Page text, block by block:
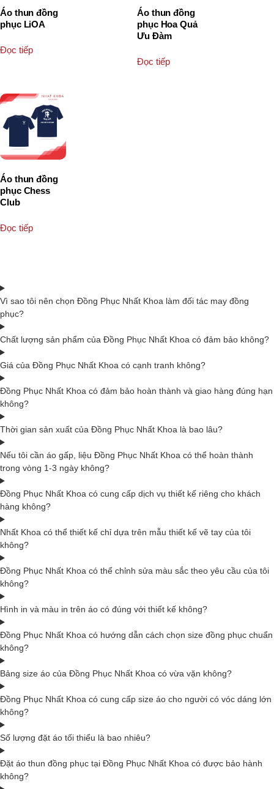
Áo thun đồng
phục LiOA
Đọc tiếp
Áo thun đồng
phục Hoa Quả
Ưu Đàm
Đọc tiếp
Áo thun đồng
phục Chess
Club
Đọc tiếp
Vì sao tôi nên chọn Đồng Phục Nhất Khoa làm đối tác may đồng
phục?
Chất lượng sản phẩm của Đồng Phục Nhất Khoa có đảm bảo không?
Giá của Đồng Phục Nhất Khoa có cạnh tranh không?
Đồng Phục Nhất Khoa có đảm bảo hoàn thành và giao hàng đúng hạn
không?
Thời gian sản xuất của Đồng Phục Nhất Khoa là bao lâu?
Nếu tôi cần áo gấp, liệu Đồng Phục Nhất Khoa có thể hoàn thành
trong vòng 1-3 ngày không?
Đồng Phục Nhất Khoa có cung cấp dịch vụ thiết kế riêng cho khách
hàng không?
Nhất Khoa có thể thiết kế chỉ dựa trên mẫu thiết kế vẽ tay của tôi
không?
Đồng Phục Nhất Khoa có thể chỉnh sửa màu sắc theo yêu cầu của tôi
không?
Hình in và màu in trên áo có đúng với thiết kế không?
Đồng Phục Nhất Khoa có hướng dẫn cách chọn size đồng phục chuẩn
không?
Bảng size áo của Đồng Phục Nhất Khoa có vừa vặn không?
Đồng Phục Nhất Khoa có cung cấp size áo cho người có vóc dáng lớn
không?
Số lượng đặt áo tối thiểu là bao nhiêu?
Đặt áo thun đồng phục tại Đồng Phục Nhất Khoa có được bảo hành
không?